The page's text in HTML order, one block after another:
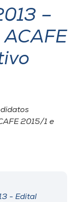
–
2015/1 e
- Edital